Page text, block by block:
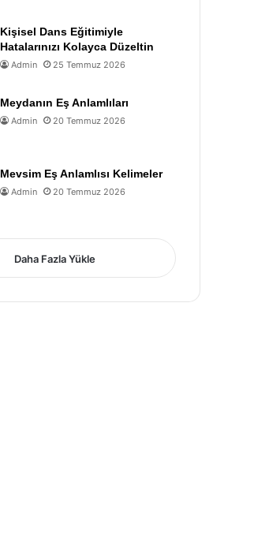
Kişisel Dans Eğitimiyle
Hatalarınızı Kolayca Düzeltin
Admin 25 Temmuz 2026
Meydanın Eş Anlamlıları
Admin 20 Temmuz 2026
Mevsim Eş Anlamlısı Kelimeler
Admin 20 Temmuz 2026
Daha Fazla Yükle